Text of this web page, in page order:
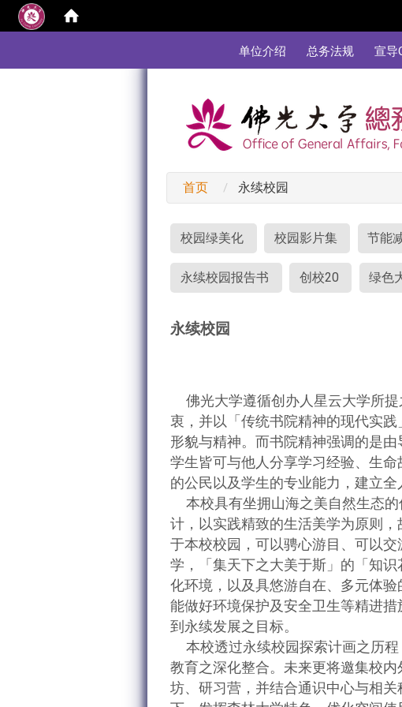
单位介绍
总务法规 宣导
首页 永续校园
校园绿美化 校园影片集 节能
永续校园报告书 创校20 绿色
永续校园
佛光大学遵循创办人星云大学所提
衷，并以「传统书院精神的现代实
形貌与精神。而书院精神强调的是
学生皆可与他人分享学习经验、生
的公民以及学生的专业能力，建立全
本校具有坐拥山海之美自然生态的
计，以实践精致的生活美学为原则
于本校校园，可以骋心游目、可以
学，「集天下之大美于斯」的「知
化环境，以及具悠游自在、多元体
能做好环境保护及安全卫生等精进
到永续发展之目标。
本校透过永续校园探索计画之历程
教育之深化整合。未来更将邀集校
坊、研习营，并结合通识中心与相